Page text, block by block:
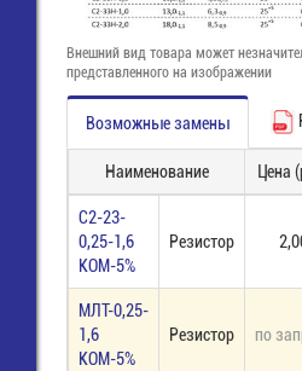
Внешний вид товара может
представленного на изображении
Возможные замены
Наименование Цена
С2-23-
0,25-1,6
КОМ-5%
Резистор
МЛТ-0,25-
1,6
КОМ-5%
Резистор по